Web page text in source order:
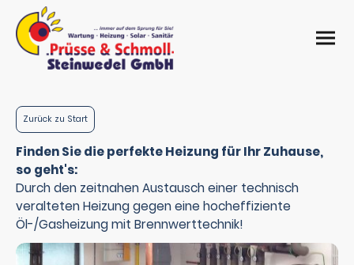
Finden Sie die perfekte Heizung für Ihr Zuhause,
so geht's:
Durch den zeitnahen Austausch einer technisch
veralteten Heizung gegen eine hocheffiziente
Öl-/Gasheizung mit Brennwerttechnik!
Zurück zu Start